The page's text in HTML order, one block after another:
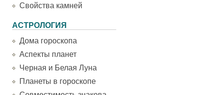
Свойства камней
АСТРОЛОГИЯ
Дома гороскопа
Аспекты планет
Черная и Белая Луна
Планеты в гороскопе